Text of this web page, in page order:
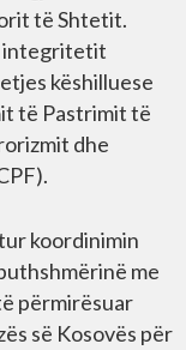
të Shtetit.
integritetit
këshilluese
të Pastrimit të
dhe
koordinimin
me
përmirësuar
së Kosovës për